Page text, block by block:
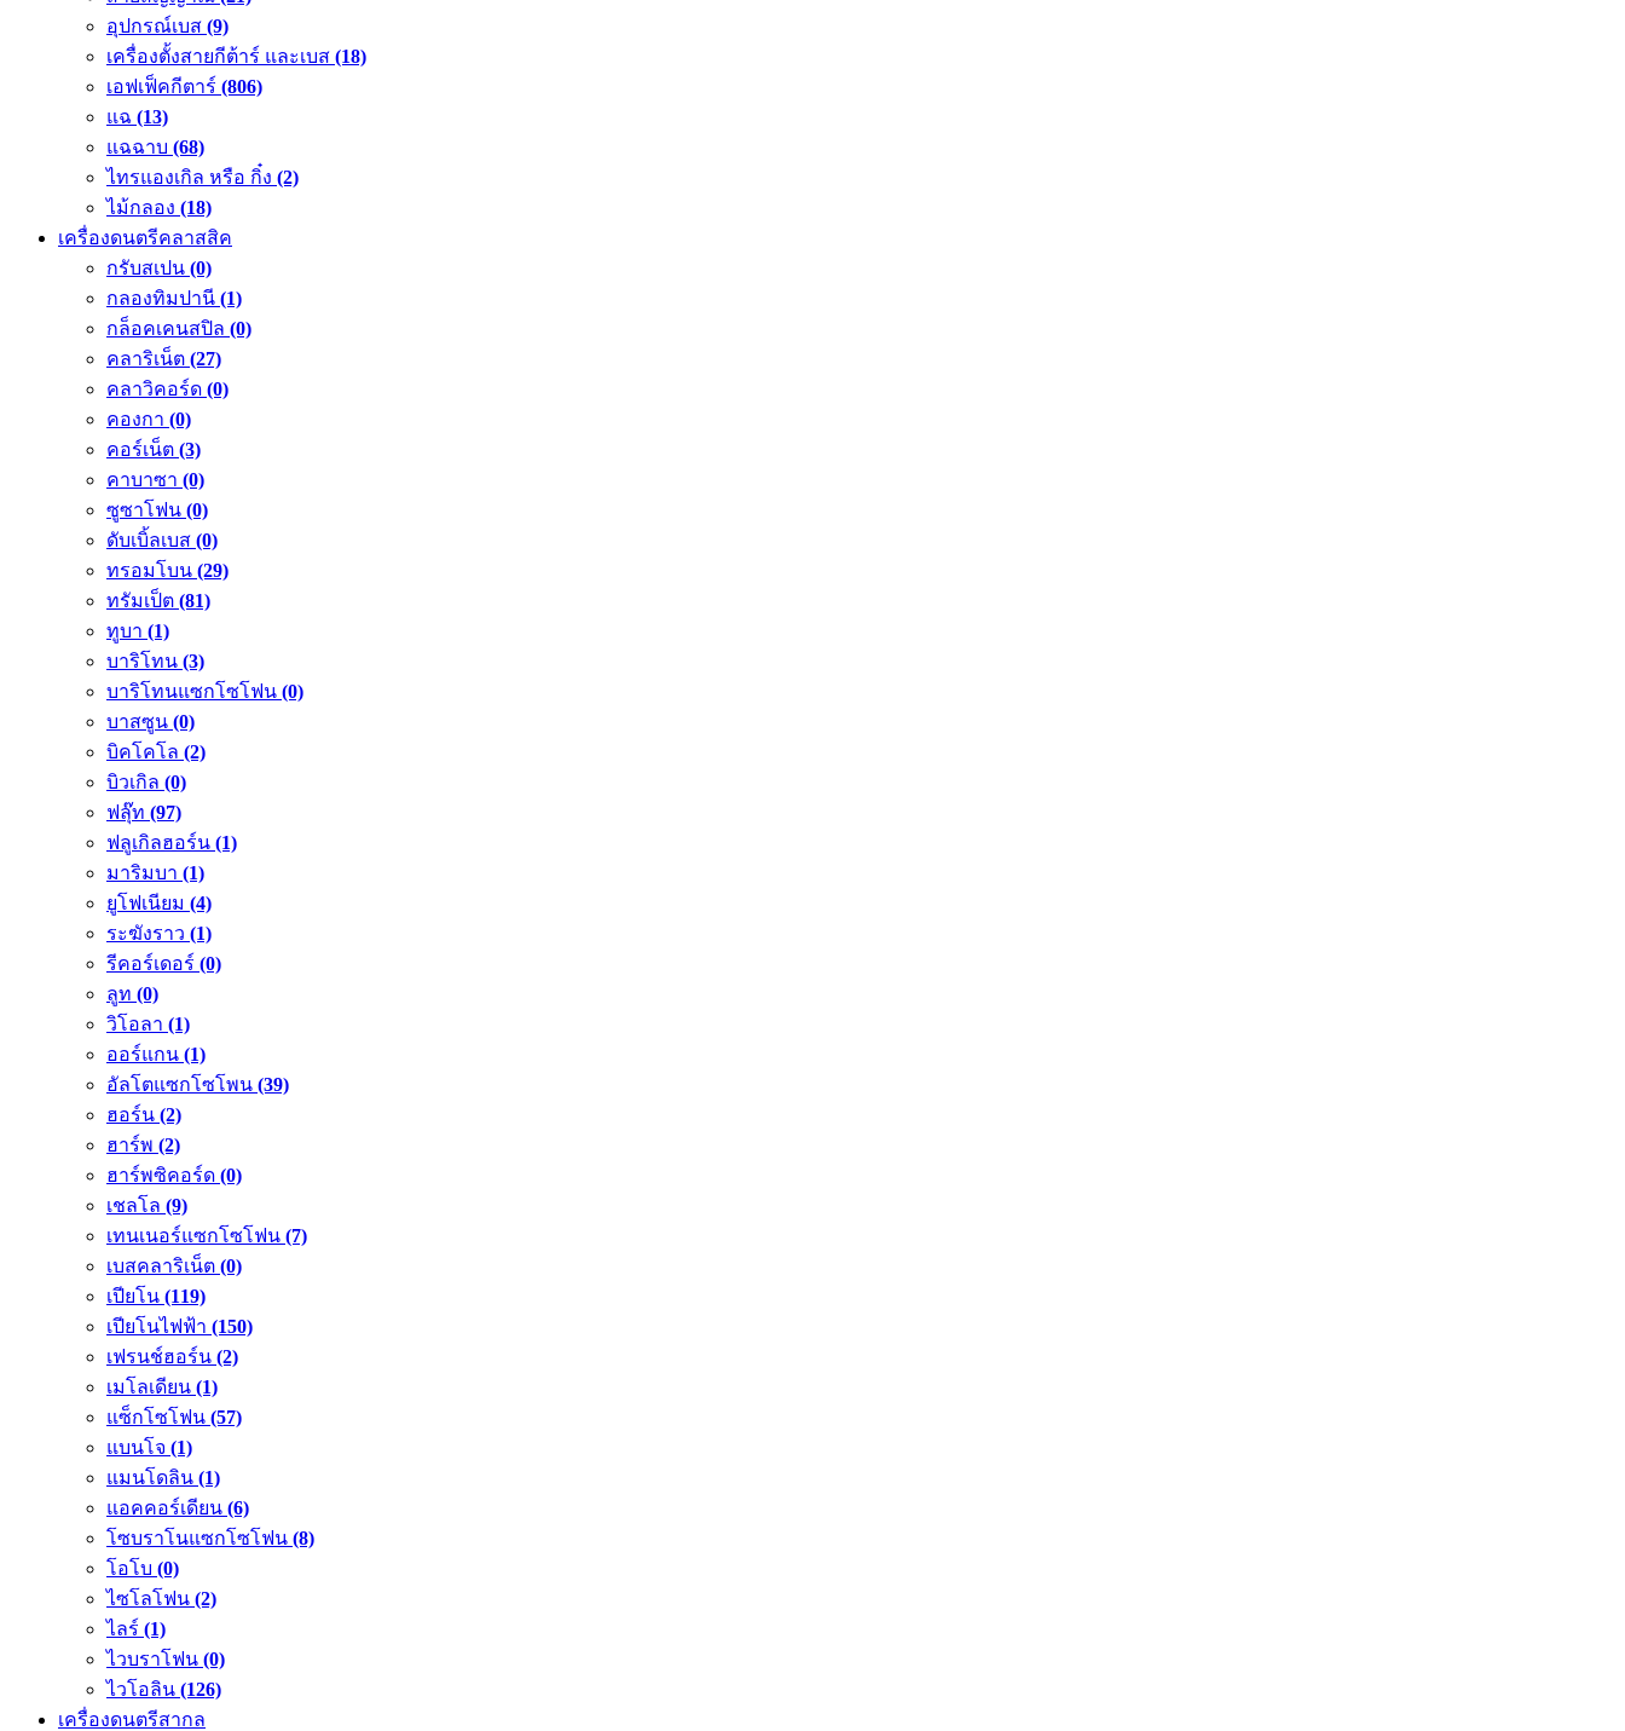
อุปกรณ์เบส (9)
เครื่องตั้งสายกีต้าร์ และเบส (18)
เอฟเฟ็คกีตาร์ (806)
แฉ (13)
แฉฉาบ (68)
ไทรแองเกิล หรือ กิ๋ง (2)
ไม้กลอง (18)
เครื่องดนตรีคลาสสิค
กรับสเปน (0)
กลองทิมปานี (1)
กล็อคเคนสปิล (0)
คลาริเน็ต (27)
คลาวิคอร์ด (0)
คองกา (0)
คอร์เน็ต (3)
คาบาซา (0)
ซูซาโฟน (0)
ดับเบิ้ลเบส (0)
ทรอมโบน (29)
ทรัมเป็ต (81)
ทูบา (1)
บาริโทน (3)
บาริโทนแซกโซโฟน (0)
บาสซูน (0)
บิคโคโล (2)
บิวเกิล (0)
ฟลุ๊ท (97)
ฟลูเกิลฮอร์น (1)
มาริมบา (1)
ยูโฟเนียม (4)
ระฆังราว (1)
รีคอร์เดอร์ (0)
ลูท (0)
วิโอลา (1)
ออร์แกน (1)
อัลโตแซกโซโพน (39)
ฮอร์น (2)
ฮาร์พ (2)
ฮาร์พซิคอร์ด (0)
เชลโล (9)
เทนเนอร์แซกโซโฟน (7)
เบสคลาริเน็ต (0)
เปียโน (119)
เปียโนไฟฟ้า (150)
เฟรนช์ฮอร์น (2)
เมโลเดียน (1)
แซ็กโซโฟน (57)
แบนโจ (1)
แมนโดลิน (1)
แอคคอร์เดียน (6)
โซบราโนแซกโซโฟน (8)
โอโบ (0)
ไซโลโฟน (2)
ไลร์ (1)
ไวบราโฟน (0)
ไวโอลิน (126)
เครื่องดนตรีสากล